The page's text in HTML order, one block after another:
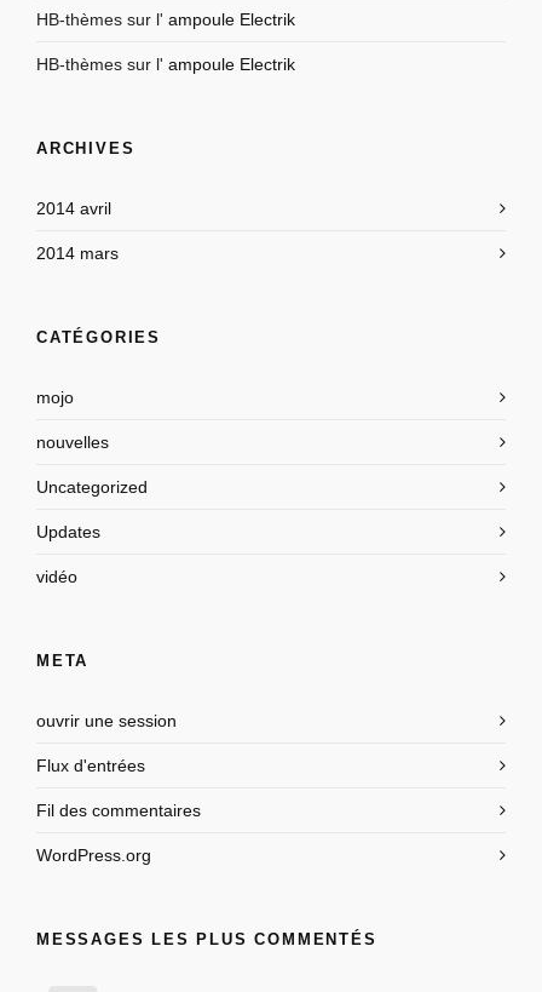
HB-thèmes sur l' ampoule Electrik
HB-thèmes sur l' ampoule Electrik
ARCHIVES
2014 avril
2014 mars
CATÉGORIES
mojo
nouvelles
Uncategorized
Updates
vidéo
META
ouvrir une session
Flux d'entrées
Fil des commentaires
WordPress.org
MESSAGES LES PLUS COMMENTÉS